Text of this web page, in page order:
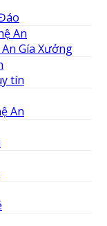
Gía Xưởng
tín
An